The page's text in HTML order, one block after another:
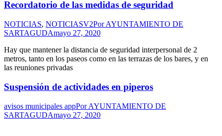
Recordatorio de las medidas de seguridad
NOTICIAS, NOTICIASV2PorAYUNTAMIENTO DE
SARTAGUDAmayo 27, 2020
Hay que mantener la distancia de seguridad interpersonal de 2
metros, tanto en los paseos como en las terrazas de los bares, y en
las reuniones privadas
Suspensión de actividades en piperos
avisos municipales appPorAYUNTAMIENTO DE
SARTAGUDAmayo 27, 2020